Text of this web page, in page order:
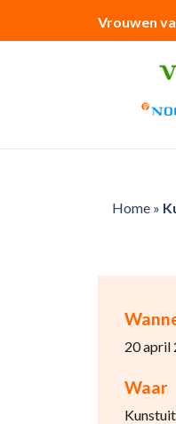
Vrouwen
Home»
20 april
Waar